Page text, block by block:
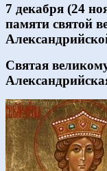
7 декабря (24
памяти святой
Святая